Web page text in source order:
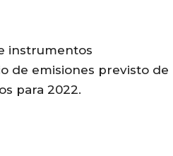
instrumentos
de emisiones previsto de
para 2022.